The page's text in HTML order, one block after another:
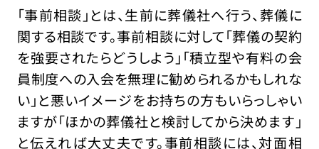
「事前相談」とは、生前に葬儀社へ行う、葬儀に
関する相談です。事前相談に対して「葬儀の契約
を強要されたらどうしよう」「積立型や有料の会
員制度への入会を無理に勧められるかもしれな
い」と悪いイメージをお持ちの方もいらっしゃい
ますが「ほかの葬儀社と検討してから決めます」
と伝えれば大丈夫です。事前相談には、対面相